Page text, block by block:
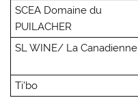
SCEA Domaine du
PUILACHER
SL WINE/ La Canadienne
Ti’bo